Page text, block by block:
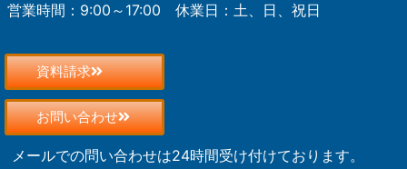
営業時間：9:00～17:00 休業日：土、日、祝日
資料請求
お問い合わせ
メールでの問い合わせは24時間受け付けております。